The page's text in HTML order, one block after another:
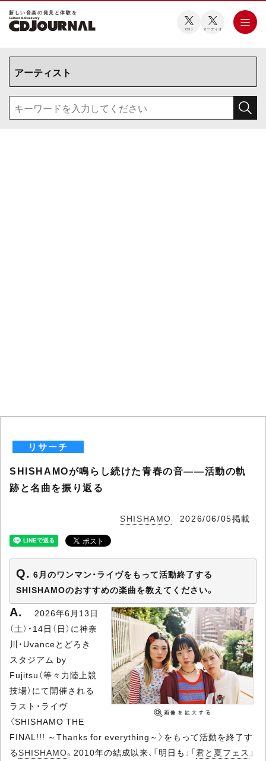
新しい⾳楽の発⾒と体験を
CDJ オーディオ
リサーチ
SHISHAMOが鳴らし続けた青春の音――活動の軌
跡と名曲を振り返る
SHISHAMO 2026/06/05掲載
6月のワンマン・ライヴをもって活動終了する
SHISHAMOのおすすめの楽曲を教えてください。
2026年6月13日
（土）・14日（日）に神奈
川・Uvanceとどろき
スタジアム by
Fujitsu（等々力陸上競
技場）にて開催される
ラスト・ライヴ
〈SHISHAMO THE
FINAL!!! ～Thanks for everything～〉をもって活動を終了す
るSHISHAMO。2010年の結成以来、「明日も」「君と夏フェス 」